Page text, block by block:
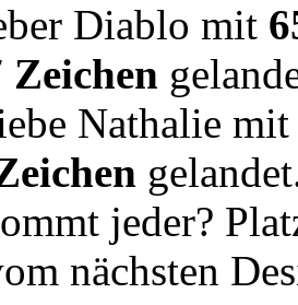
Diablo mit
Zeichen
Nathalie
jeder?
nächsten